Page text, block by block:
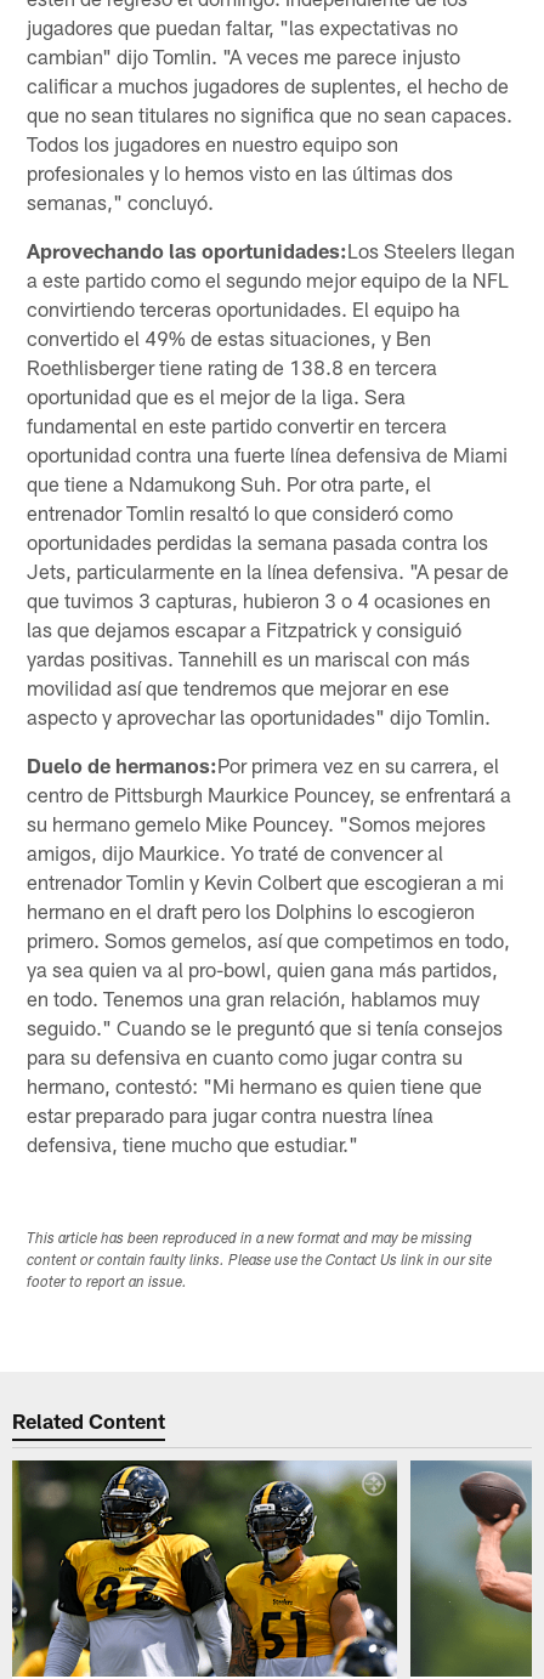
jugadores que puedan faltar, "las expectativas no
cambian" dijo Tomlin. "A veces me parece injusto
calificar a muchos jugadores de suplentes, el hecho de
que no sean titulares no significa que no sean capaces.
Todos los jugadores en nuestro equipo son
profesionales y lo hemos visto en las últimas dos
semanas," concluyó.
Aprovechando las oportunidades:Los Steelers llegan
a este partido como el segundo mejor equipo de la NFL
convirtiendo terceras oportunidades. El equipo ha
convertido el 49% de estas situaciones, y Ben
Roethlisberger tiene rating de 138.8 en tercera
oportunidad que es el mejor de la liga. Sera
fundamental en este partido convertir en tercera
oportunidad contra una fuerte línea defensiva de Miami
que tiene a Ndamukong Suh. Por otra parte, el
entrenador Tomlin resaltó lo que consideró como
oportunidades perdidas la semana pasada contra los
Jets, particularmente en la línea defensiva. "A pesar de
que tuvimos 3 capturas, hubieron 3 o 4 ocasiones en
las que dejamos escapar a Fitzpatrick y consiguió
yardas positivas. Tannehill es un mariscal con más
movilidad así que tendremos que mejorar en ese
aspecto y aprovechar las oportunidades" dijo Tomlin.
Duelo de hermanos:Por primera vez en su carrera, el
centro de Pittsburgh Maurkice Pouncey, se enfrentará a
su hermano gemelo Mike Pouncey. "Somos mejores
amigos, dijo Maurkice. Yo traté de convencer al
entrenador Tomlin y Kevin Colbert que escogieran a mi
hermano en el draft pero los Dolphins lo escogieron
primero. Somos gemelos, así que competimos en todo,
ya sea quien va al pro-bowl, quien gana más partidos,
en todo. Tenemos una gran relación, hablamos muy
seguido." Cuando se le preguntó que si tenía consejos
para su defensiva en cuanto como jugar contra su
hermano, contestó: "Mi hermano es quien tiene que
estar preparado para jugar contra nuestra línea
defensiva, tiene mucho que estudiar."
This article has been reproduced in a new format and may be missing
content or contain faulty links. Please use the Contact Us link in our site
footer to report an issue.
Related Content